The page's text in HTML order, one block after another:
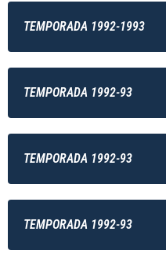
TEMPORADA 1992-1993
TEMPORADA 1992-93
TEMPORADA 1992-93
TEMPORADA 1992-93